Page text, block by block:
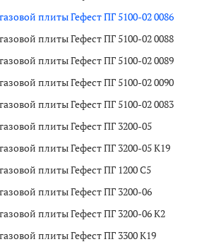
плиты Гефест ПГ 5100-02 0086
плиты Гефест ПГ 5100-02 0088
плиты Гефест ПГ 5100-02 0089
плиты Гефест ПГ 5100-02 0090
плиты Гефест ПГ 5100-02 0083
плиты Гефест ПГ 3200-05
плиты Гефест ПГ 3200-05 K19
плиты Гефест ПГ 1200 C5
плиты Гефест ПГ 3200-06
плиты Гефест ПГ 3200-06 K2
плиты Гефест ПГ 3300 K19